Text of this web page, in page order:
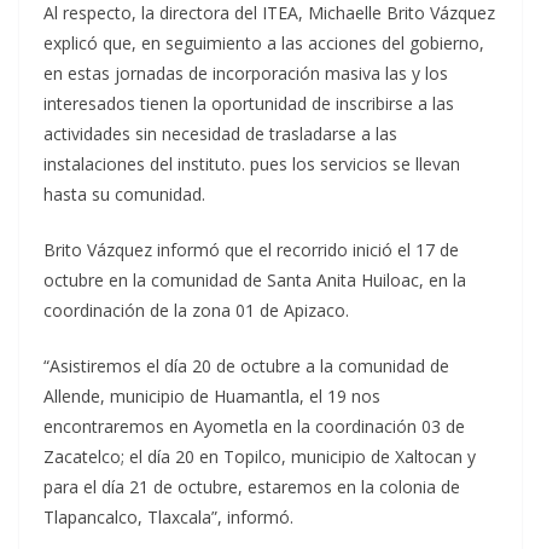
Al respecto, la directora del ITEA, Michaelle Brito Vázquez
explicó que, en seguimiento a las acciones del gobierno,
en estas jornadas de incorporación masiva las y los
interesados tienen la oportunidad de inscribirse a las
actividades sin necesidad de trasladarse a las
instalaciones del instituto. pues los servicios se llevan
hasta su comunidad.
Brito Vázquez informó que el recorrido inició el 17 de
octubre en la comunidad de Santa Anita Huiloac, en la
coordinación de la zona 01 de Apizaco.
“Asistiremos el día 20 de octubre a la comunidad de
Allende, municipio de Huamantla, el 19 nos
encontraremos en Ayometla en la coordinación 03 de
Zacatelco; el día 20 en Topilco, municipio de Xaltocan y
para el día 21 de octubre, estaremos en la colonia de
Tlapancalco, Tlaxcala”, informó.